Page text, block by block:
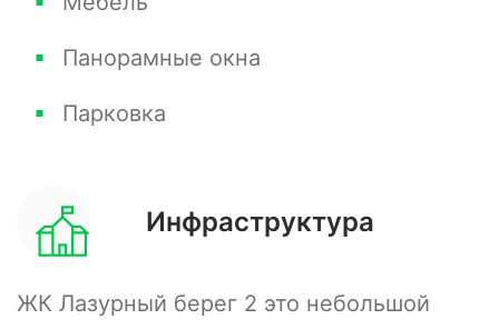
Звоните! Все с радостью расскажу.
Панорамные окна
Парковка
Инфраструктура
ЖК Лазурный берег 2 это небольшой